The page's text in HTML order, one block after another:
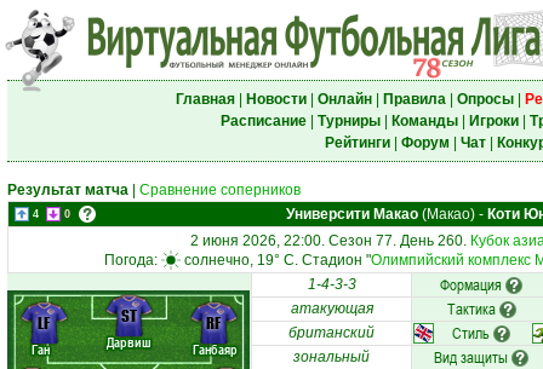
Главная| Новости| Онлайн| Правила| Опросы|
Расписание| Турниры| Команды| Игроки|
Рейтинги| Форум Чат|
Результат матча Сравнение соперников
4 0 Университи Макао(Макао)- Коти
2 июня 2026, 22:00. Сезон 77. День 260. Кубок
Погода:
солнечно, 19° C. Стадион "Олимпийский комплекс
Ган Дарвиш Ганбаяр
LF ST RF
1-4-3-3 Формация
атакующая Тактика
британский Стиль
зональный Вид защиты